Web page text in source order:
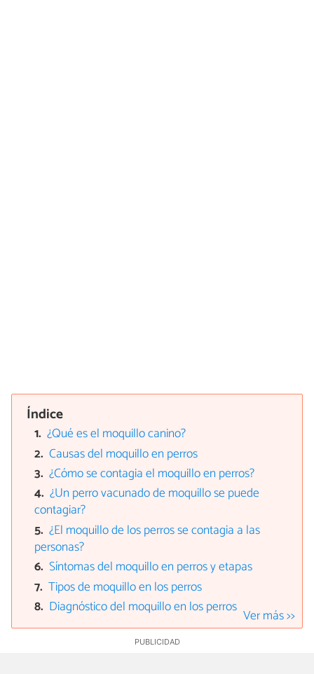
Índice
¿Qué es el moquillo canino?
Causas del moquillo en perros
¿Cómo se contagia el moquillo en perros?
¿Un perro vacunado de moquillo se puede
contagiar?
¿El moquillo de los perros se contagia a las
personas?
Síntomas del moquillo en perros y etapas
Tipos de moquillo en los perros
Diagnóstico del moquillo en los perros Ver más >>